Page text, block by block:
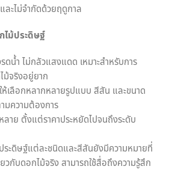
ละไม่จำกัดด้วยฤดูกาล
ม้ประดิษฐ์
ดน้ำ ไม่กลัวแสงแดด เหมาะสำหรับการ
จริงอยู่ยาก
ห้เลือกหลากหลายรูปแบบ สีสัน และขนาด
มความต้องการ
ลาย ตั้งแต่ราคาประหยัดไปจนถึงระดับ
ระดิษฐ์แต่ละชนิดและสีสันยังมีความหมายที่
วกับดอกไม้จริง สามารถใช้สื่อถึงความรู้สึก